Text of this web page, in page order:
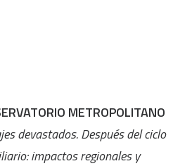
METROPOLITANO
devastados. Después del ciclo
impactos regionales y